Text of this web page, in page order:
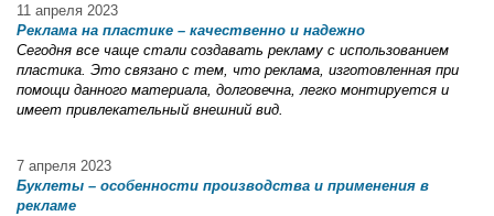
11 апреля 2023
Реклама на пластике – качественно и надежно
Сегодня все чаще стали создавать рекламу с использованием
пластика. Это связано с тем, что реклама, изготовленная при
помощи данного материала, долговечна, легко монтируется и
имеет привлекательный внешний вид.
7 апреля 2023
Буклеты – особенности производства и применения в
рекламе